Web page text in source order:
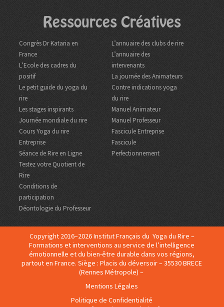
Ressources Créatives
Congrès Dr Kataria en
France
L’Ecole des cadres du
positif
Le petit guide du yoga du
rire
Les stages inspirants
Journée mondiale du rire
Cours Yoga du rire
Entreprise
Séance de Rire en Ligne
Testez votre Quotient de
Rire
Conditions de
participation
Déontologie du Professeur
L’annuaire des clubs de rire
L’annuaire des
intervenants
La journée des Animateurs
Contre indications yoga
du rire
Manuel Animateur
Manuel Professeur
Fascicule Entreprise
Fascicule
Perfectionnement
Copyright 2016–2026 Institut Français du Yoga du Rire –
Formations et interventions au service de l’intelligence
émotionnelle et du bien-être durable dans vos régions,
partout en France. Siège : Placis du déversoir – 35530 BRECE
(Rennes Métropole) –
Mentions Légales
Politique de Confidentialité